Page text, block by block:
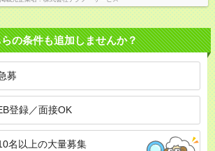
の条件も追加しませんか？
募
登録／面接OK
名以上の大量募集